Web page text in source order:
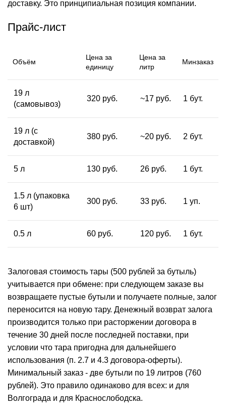
доставку. Это принципиальная позиция компании.
Прайс-лист
Объём
Цена за
единицу
Цена за
литр
Минзаказ
19 л
(самовывоз)
320 руб. ~17 руб. 1 бут.
19 л (с
доставкой)
380 руб. ~20 руб. 2 бут.
5 л 130 руб. 26 руб. 1 бут.
1.5 л (упаковка
6 шт)
300 руб. 33 руб. 1 уп.
0.5 л 60 руб. 120 руб. 1 бут.
Залоговая стоимость тары (500 рублей за бутыль)
учитывается при обмене: при следующем заказе вы
возвращаете пустые бутыли и получаете полные, залог
переносится на новую тару. Денежный возврат залога
производится только при расторжении договора в
течение 30 дней после последней поставки, при
условии что тара пригодна для дальнейшего
использования (п. 2.7 и 4.3 договора-оферты).
Минимальный заказ - две бутыли по 19 литров (760
рублей). Это правило одинаково для всех: и для
Волгограда и для Краснослободска.